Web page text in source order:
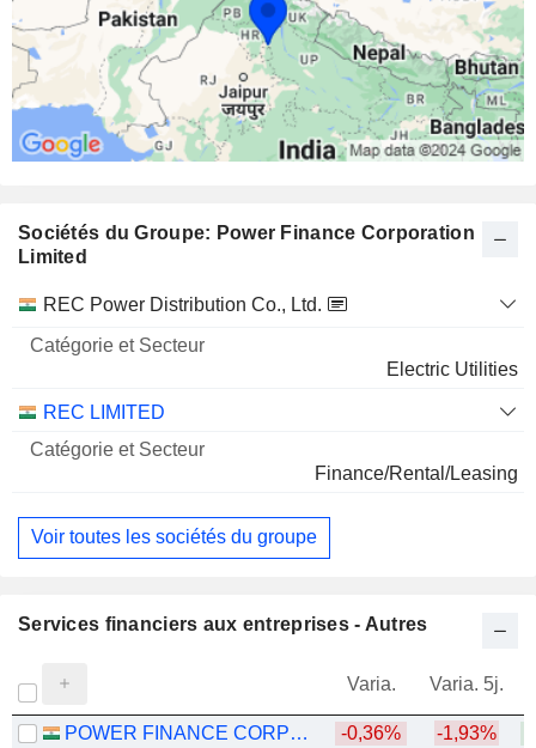
Sociétés du Groupe: Power Finance Corporation
Limited
Nom
Catégorie
Secteur
REC Power Distribution Co., Ltd.
Electric Utilities
REC LIMITED
Finance/Rental/Leasing
Voir toutes les sociétés du groupe
Services financiers aux entreprises - Autres
Varia. Varia. 5j.
POWER FINANCE CORPORATION LIMITED -0,36% -1,93%